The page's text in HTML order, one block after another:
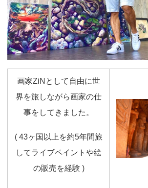
画家ZiNとして自由に世
界を旅しながら画家の仕
事をしてきました。
( 43ヶ国以上を約5年間旅
してライブペイントや絵
の販売を経験 )